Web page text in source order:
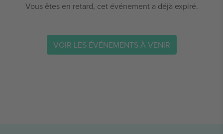
Vous êtes en retard, cet événement a déjà expiré.
VOIR LES ÉVÉNEMENTS À VENIR